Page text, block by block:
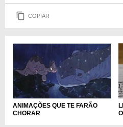
COPIAR
ANIMAÇÕES QUE TE FARÃO
CHORAR